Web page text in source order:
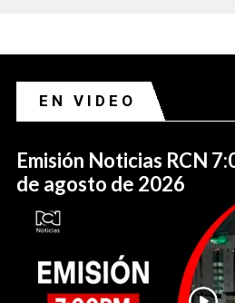
EN VIDEO
Emisión Noticias RCN
de agosto de 2026